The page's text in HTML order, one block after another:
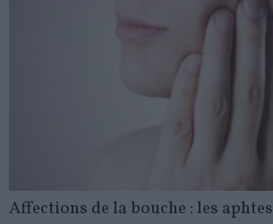
Affections de la bouche : les aphtes